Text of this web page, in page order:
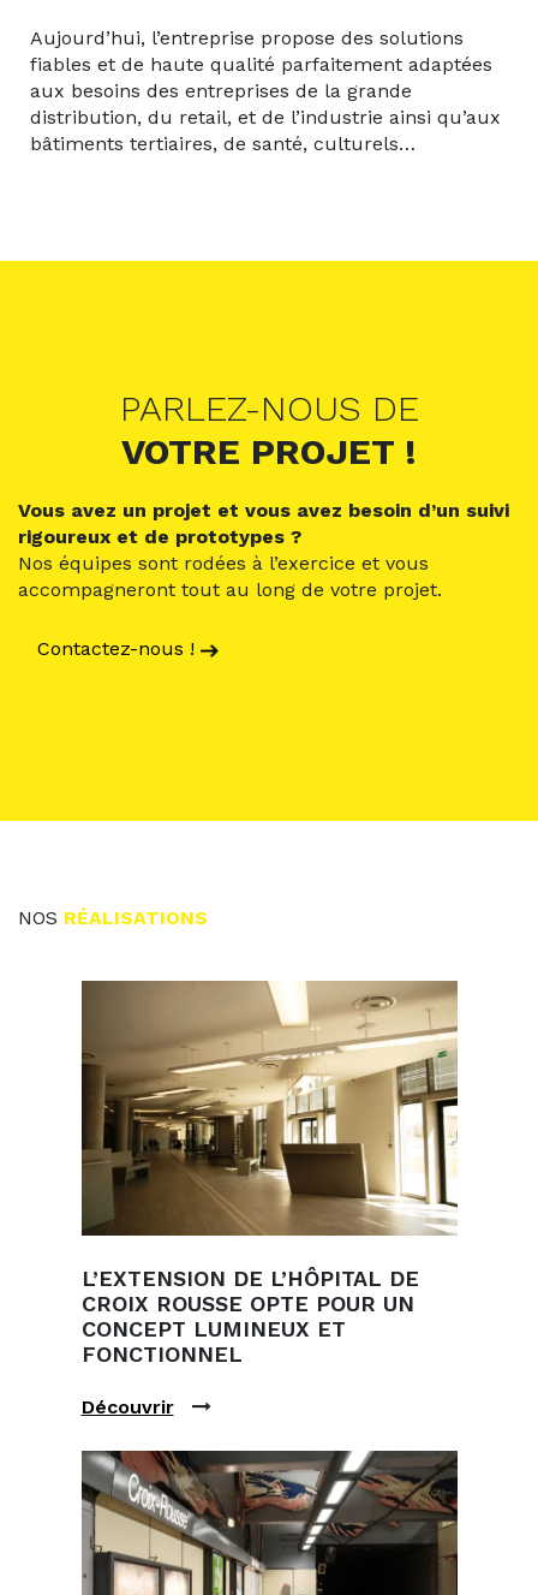
Aujourd’hui, l’entreprise propose des solutions
fiables et de haute qualité parfaitement adaptées
aux besoins des entreprises de la grande
distribution, du retail, et de l’industrie ainsi qu’aux
bâtiments tertiaires, de santé, culturels…
PARLEZ-NOUS DE
VOTRE PROJET !
Vous avez un projet et vous avez besoin d’un suivi
rigoureux et de prototypes ?
Nos équipes sont rodées à l’exercice et vous
accompagneront tout au long de votre projet.
Contactez-nous !
NOS RÉALISATIONS
L’EXTENSION DE L’HÔPITAL DE
CROIX ROUSSE OPTE POUR UN
CONCEPT LUMINEUX ET
FONCTIONNEL
Découvrir